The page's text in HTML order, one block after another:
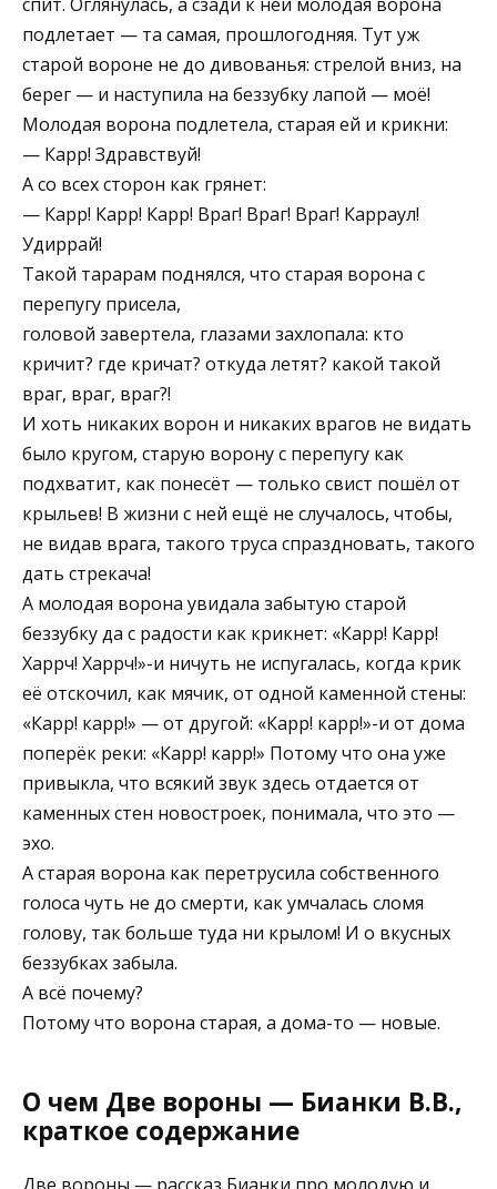
подлетает — та самая, прошлогодняя. Тут уж
старой вороне не до дивованья: стрелой вниз, на
берег — и наступила на беззубку лапой — моё!
Молодая ворона подлетела, старая ей и крикни:
— Карр! Здравствуй!
А со всех сторон как грянет:
— Карр! Карр! Карр! Враг! Враг! Враг! Карраул!
Удиррай!
Такой тарарам поднялся, что старая ворона с
перепугу присела,
головой завертела, глазами захлопала: кто
кричит? где кричат? откуда летят? какой такой
враг, враг, враг?!
И хоть никаких ворон и никаких врагов не видать
было кругом, старую ворону с перепугу как
подхватит, как понесёт — только свист пошёл от
крыльев! В жизни с ней ещё не случалось, чтобы,
не видав врага, такого труса спраздновать, такого
дать стрекача!
А молодая ворона увидала забытую старой
беззубку да с радости как крикнет: «Карр! Карр!
Харрч! Харрч!»-и ничуть не испугалась, когда крик
её отскочил, как мячик, от одной каменной стены:
«Карр! карр!» — от другой: «Карр! карр!»-и от дома
поперёк реки: «Карр! карр!» Потому что она уже
привыкла, что всякий звук здесь отдается от
каменных стен новостроек, понимала, что это —
эхо.
А старая ворона как перетрусила собственного
голоса чуть не до смерти, как умчалась сломя
голову, так больше туда ни крылом! И о вкусных
беззубках забыла.
А всё почему?
Потому что ворона старая, а дома-то — новые.
О чем Две вороны — Бианки В.В.,
краткое содержание